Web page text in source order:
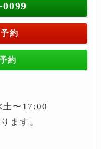
約
約
土〜17:00
ます。